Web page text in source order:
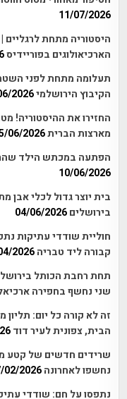
11/07/2026
היסטוריה מתחת
הארכיאולוגים בפוריידיס
תעלומה מתחת לפני
הקיבוץ הירושלמי2026
החזירו את ההיסטוריה!
מארצות הברית06/2026
הפתעה במכתש הילד שהרים
10/06/2026
בית יוצר גדול לכלי
בירושלים 04/06/2026
חוליית שודדי עתיקות
קבורה ליד טבריה 2026
תחת רחבת הכותל
שני נחשף בחפירה
זה לא קורה כל יום:
הבית, צפונית לעיר דוד
שרידים חדשים של קטע
נחשפו לאחרונה 02/2026
נתפסו על חם: שודדי